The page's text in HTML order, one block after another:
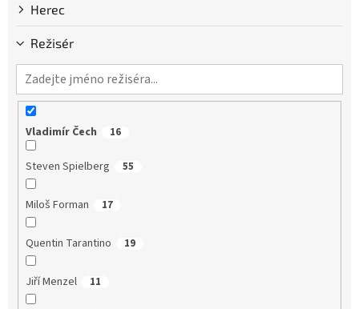
Herec
Režisér
Vladimír Čech 16
Steven Spielberg 55
Miloš Forman 17
Quentin Tarantino 19
Jiří Menzel 11